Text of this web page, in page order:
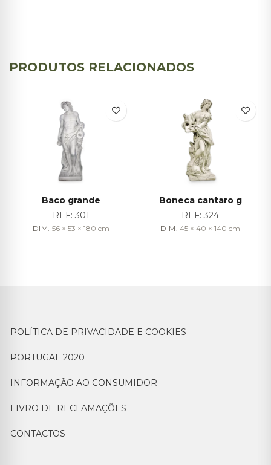
PRODUTOS RELACIONADOS
Baco grande
REF: 301
DIM. 56 × 53 × 180 cm
Boneca cantaro g
REF: 324
DIM. 45 × 40 × 140 cm
POLÍTICA DE PRIVACIDADE E COOKIES
PORTUGAL 2020
INFORMAÇÃO AO CONSUMIDOR
LIVRO DE RECLAMAÇÕES
CONTACTOS